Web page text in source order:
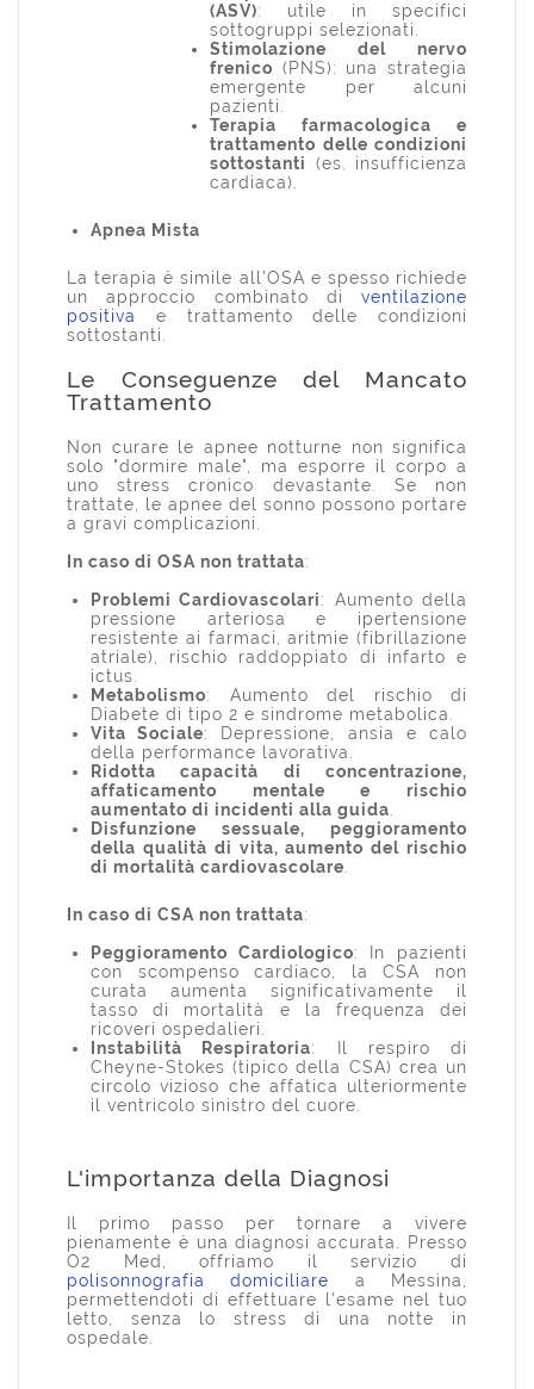
(ASV): utile in specifici
sottogruppi selezionati.
Stimolazione del nervo
frenico (PNS): una strategia
emergente per alcuni
pazienti.
Terapia farmacologica e
trattamento delle condizioni
sottostanti
(es. insufficienza
cardiaca).
Apnea Mista
La terapia è simile all’OSA e spesso richiede
un approccio combinato di ventilazione
positiva
e trattamento delle condizioni
sottostanti.
Le Conseguenze del Mancato
Trattamento
Non curare le apnee notturne non significa
solo "dormire male", ma esporre il corpo a
uno stress cronico devastante. Se non
trattate, le apnee del sonno possono portare
a gravi complicazioni.
In caso di OSA non trattata:
Problemi Cardiovascolari: Aumento della
pressione arteriosa e ipertensione
resistente ai farmaci, aritmie (fibrillazione
atriale), rischio raddoppiato di infarto e
ictus.
Metabolismo: Aumento del rischio di
Diabete di tipo 2 e sindrome metabolica.
Vita Sociale: Depressione, ansia e calo
della performance lavorativa.
Ridotta capacità di concentrazione,
affaticamento mentale e rischio
aumentato di incidenti alla guida.
Disfunzione sessuale, peggioramento
della qualità di vita, aumento del rischio
di mortalità cardiovascolare.
In caso di CSA non trattata:
Peggioramento Cardiologico: In pazienti
con scompenso cardiaco, la CSA non
curata aumenta significativamente il
tasso di mortalità e la frequenza dei
ricoveri ospedalieri.
Instabilità Respiratoria: Il respiro di
Cheyne-Stokes (tipico della CSA) crea un
circolo vizioso che affatica ulteriormente
il ventricolo sinistro del cuore.
L'importanza della Diagnosi
Il primo passo per tornare a vivere
pienamente è una diagnosi accurata. Presso
O2 Med, offriamo il servizio di
polisonnografia domiciliare a Messina,
permettendoti di effettuare l'esame nel tuo
letto, senza lo stress di una notte in
ospedale.